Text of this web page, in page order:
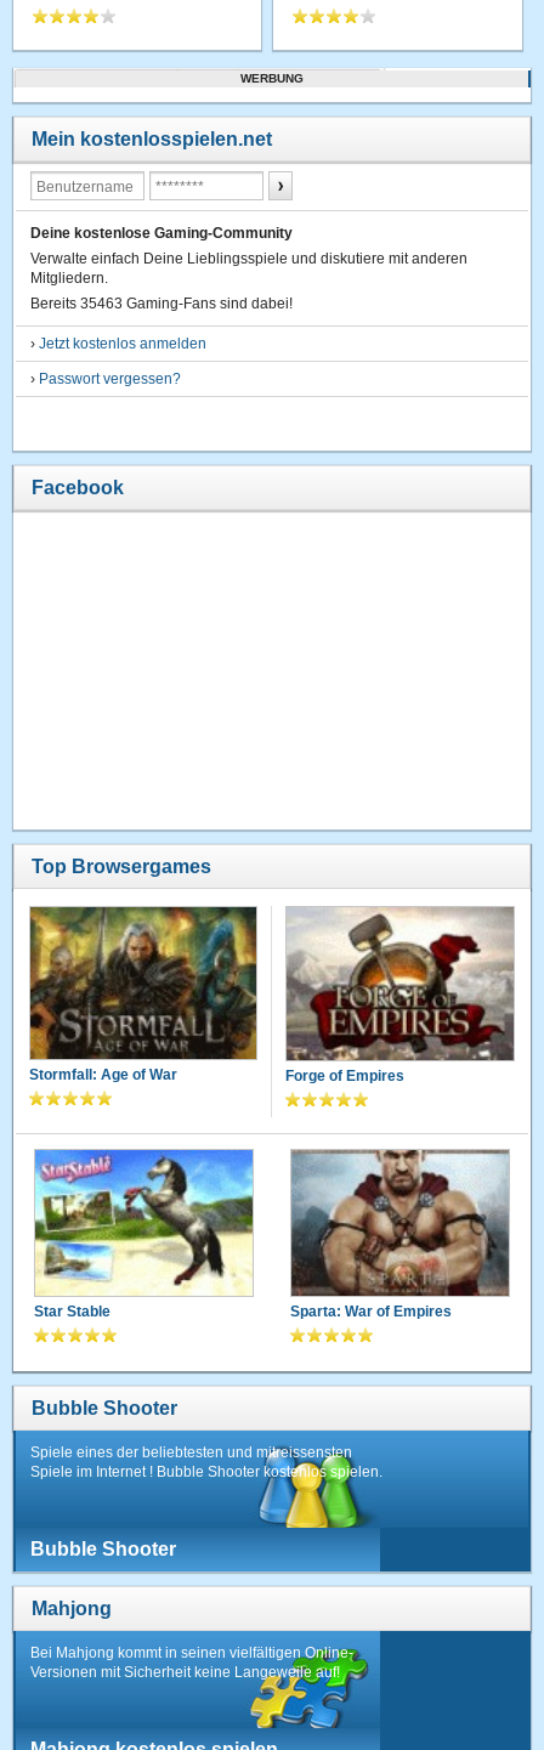
WERBUNG
Mein kostenlosspielen.net
Deine kostenlose Gaming-Community
Verwalte einfach Deine Lieblingsspiele und diskutiere mit anderen
Mitgliedern.
Bereits 35463 Gaming-Fans sind dabei!
›Jetzt kostenlos anmelden
› Passwort vergessen?
Facebook
Top Browsergames
Stormfall: Age of War Forge of Empires
Star Stable Sparta: War of Empires
Bubble Shooter
Spiele eines der beliebtesten und mitreissensten
Spiele im Internet ! Bubble Shooter kostenlos spielen.
Bubble Shooter
Mahjong
Bei Mahjong kommt in seinen vielfältigen Online-
Versionen mit Sicherheit keine Langeweile auf!